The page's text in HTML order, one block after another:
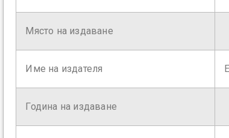
Място на издаване
Име на издателя
Година на издаване